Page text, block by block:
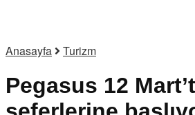
Anasayfa Turizm
Pegasus 12